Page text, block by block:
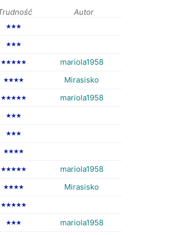
Autor
★★★
★★★
★★★★★ mariola1958
★★★★ Mirasisko
★★★★★ mariola1958
★★★
★★★
★★★★
★★★★★ mariola1958
★★★★ Mirasisko
★★★★★
★★★ mariola1958